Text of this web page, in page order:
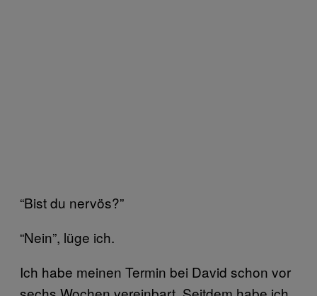
“Bist du nervös?”
“Nein”, lüge ich.
Ich habe meinen Termin bei David schon vor